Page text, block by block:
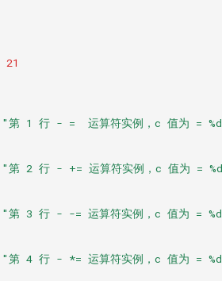
21
"第 1 行 - =  运算符实例，c 值为 =
"第 2 行 - += 运算符实例，c 值为 =
"第 3 行 - -= 运算符实例，c 值为 =
"第 4 行 - *= 运算符实例，c 值为 =